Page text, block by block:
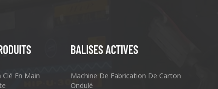
En Main
BALISES ACTIVES
Machine De Fabrication De Carton
Ondulé